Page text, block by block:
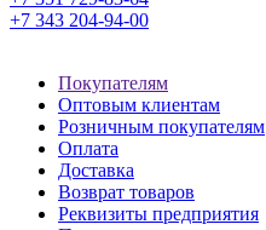
+7 343 204-94-00
Покупателям
Оптовым клиентам
Розничным покупателям
Оплата
Доставка
Возврат товаров
Реквизиты предприятия